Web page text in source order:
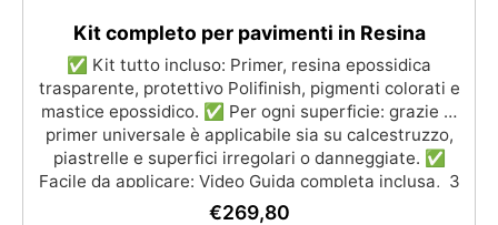
Kit completo per pavimenti in Resina
✅ Kit tutto incluso: Primer, resina epossidica
trasparente, protettivo Polifinish, pigmenti colorati e
mastice epossidico. ✅ Per ogni superficie: grazie al
primer universale è applicabile sia su calcestruzzo,
piastrelle e superfici irregolari o danneggiate. ✅
Facile da applicare: Video Guida completa inclusa, 3
semplici passaggi, dalla preparazione della superficie
€269,80